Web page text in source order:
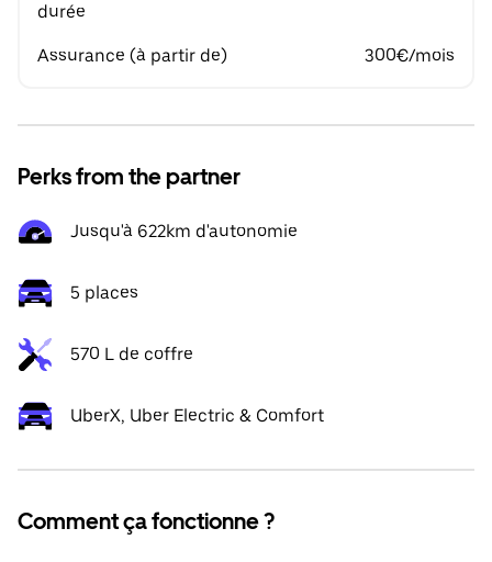
durée
Assurance (à partir de) 300€/mois
Perks from the partner
Jusqu'à 622km d'autonomie
5 places
570 L de coffre
UberX, Uber Electric & Comfort
Comment ça fonctionne ?